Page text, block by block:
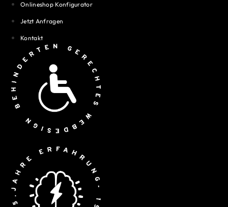
Onlineshop Konfigurator
Jetzt Anfragen
Kontakt